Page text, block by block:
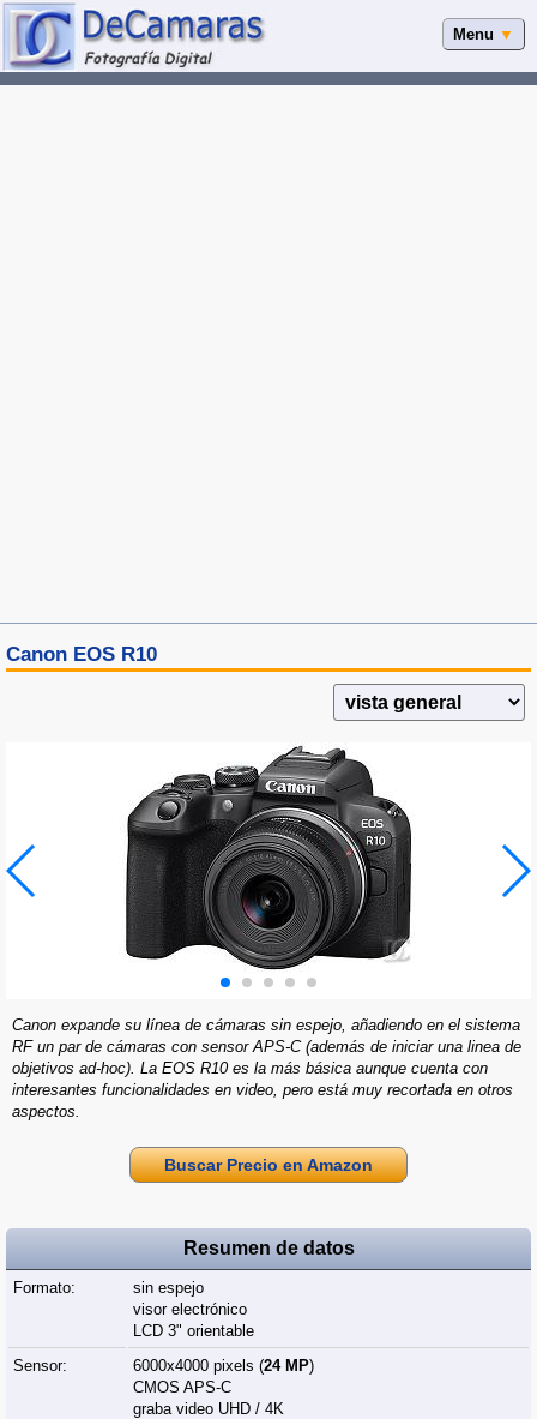
Menu ▼
Canon EOS R10
Canon expande su línea de cámaras sin espejo, añadiendo en el sistema
RF un par de cámaras con sensor APS-C (además de iniciar una linea de
objetivos ad-hoc). La EOS R10 es la más básica aunque cuenta con
interesantes funcionalidades en video, pero está muy recortada en otros
aspectos.
Buscar Precio en Amazon
Resumen de datos
Formato:
sin espejo
visor electrónico
LCD 3" orientable
Sensor:
6000x4000 pixels (24 MP)
CMOS APS-C
graba video UHD / 4K